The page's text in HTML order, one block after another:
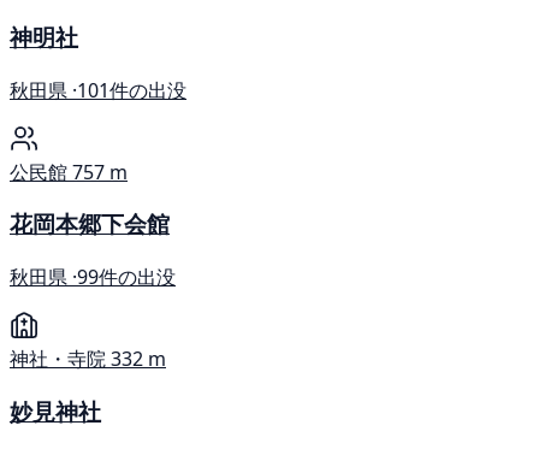
神明社
秋田県 ·101件の出没
公民館757 m
花岡本郷下会館
秋田県 ·99件の出没
神社・寺院332 m
妙見神社